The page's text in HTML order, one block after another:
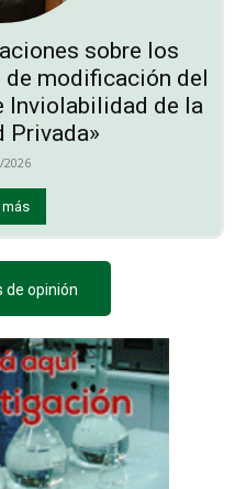
sobre los
de modificación del
Inviolabilidad de la
Privada»
2026
más
de opinión